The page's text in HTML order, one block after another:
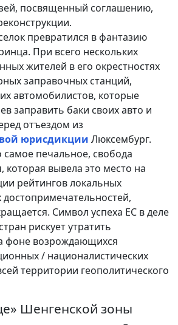
посвященный соглашению,
превратился в фантазию
При всего нескольких
жителей в его окрестностях
заправочных станций,
автомобилистов, которые
заправить баки своих авто и
отъездом из
юрисдикции Люксембург.
самое печальное, свобода
которая вывела это место на
рейтингов локальных
достопримечательностей,
Символ успеха ЕС в деле
рискует утратить
фоне возрождающихся
/ националистических
территории геополитического
Шенгенской зоны